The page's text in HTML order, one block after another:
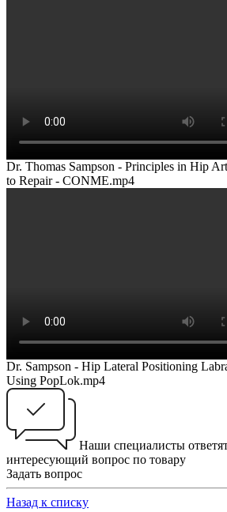
Dr. Thomas Sampson - Principles in Hip
to Repair - CONME.mp4
Dr. Sampson - Hip Lateral Positioning
Using PopLok.mp4
Наши специалисты
интересующий вопрос по товару
Задать вопрос
Назад к списку